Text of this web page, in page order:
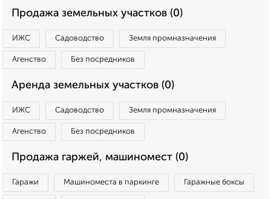
Продажа земельных участков (0)
ИЖС Садоводство Земля промназначения
Агенство Без посредников
Аренда земельных участков (0)
ИЖС Садоводство Земля промназначения
Агенство Без посредников
Продажа гаржей, машиномест (0)
Гаражи Машиноместа в паркинге Гаражные боксы